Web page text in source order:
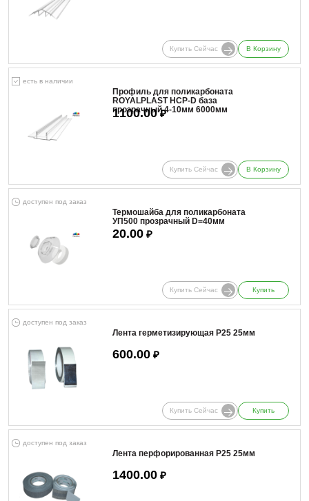
Купить Сейчас В Корзину
есть в наличии
Профиль для поликарбоната
ROYALPLAST HCP-D база
прозрачный 4-10мм 6000мм
1100.00₽
Купить Сейчас В Корзину
доступен под заказ
Термошайба для поликарбоната
УП500 прозрачный D=40мм
20.00 ₽
Купить Сейчас Купить
доступен под заказ
Лента герметизирующая Р25 25мм
600.00 ₽
Купить Сейчас Купить
доступен под заказ
Лента перфорированная Р25 25мм
1400.00 ₽